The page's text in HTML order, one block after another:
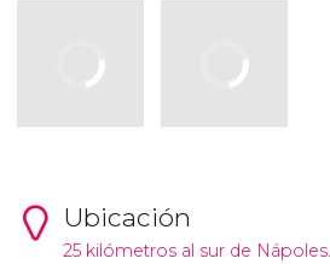
Ubicación
25 kilómetros al sur de Nápoles.